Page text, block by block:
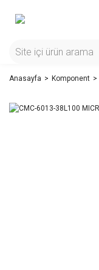
Anasayfa Komponent